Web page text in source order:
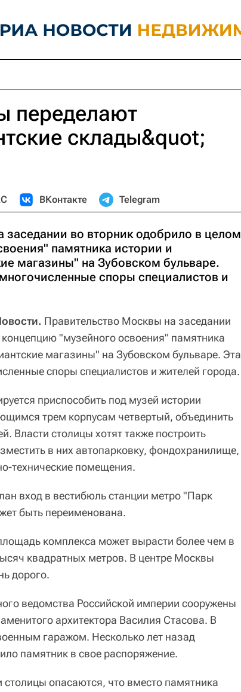
переделают
склады&quot;
ВКонтакте Telegram
заседании во вторник одобрило в целом
памятника истории и
магазины" на Зубовском бульваре.
споры специалистов и
Правительство Москвы на заседании
"музейного освоения" памятника
магазины" на Зубовском бульваре. Эта
споры специалистов и жителей города.
приспособить под музей истории
трем корпусам четвертый, объединить
Власти столицы хотят также построить
в них автопарковку, фондохранилище,
технические помещения.
вход в вестибюль станции метро "Парк
быть переименована.
комплекса может вырасти более чем в
квадратных метров. В центре Москвы
дорого.
ведомства Российской империи сооружены
архитектора Василия Стасова. В
гаражом. Несколько лет назад
памятник в свое распоряжение.
опасаются, что вместо памятника